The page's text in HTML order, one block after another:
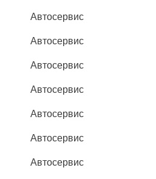
Автосервис
Автосервис
Автосервис
Автосервис
Автосервис
Автосервис
Автосервис